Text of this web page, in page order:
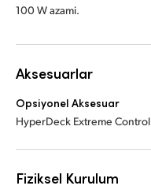
100 W azami.
Aksesuarlar
Opsiyonel Aksesuar
HyperDeck Extreme Control
Fiziksel Kurulum